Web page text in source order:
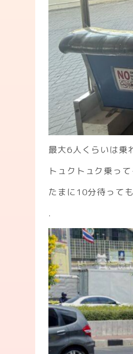
最大6人くらいは乗
トュクトュク乗っ
たまに10分待って
.